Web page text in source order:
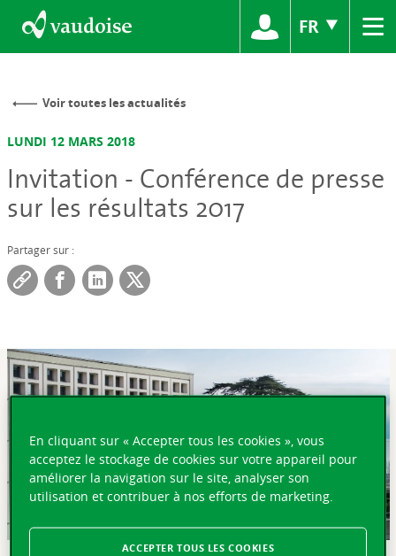
FR ≡
Voir toutes les actualités
LUNDI 12 MARS 2018
Invitation - Conférence de presse
sur les résultats 2017
Partager sur :
En cliquant sur « Accepter tous les cookies », vous
acceptez le stockage de cookies sur votre appareil pour
améliorer la navigation sur le site, analyser son
utilisation et contribuer à nos efforts de marketing.
ACCEPTER TOUS LES COOKIES